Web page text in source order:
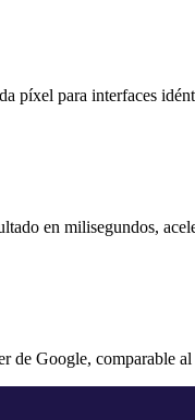
píxel para interfaces
en milisegundos,
de Google, comparable